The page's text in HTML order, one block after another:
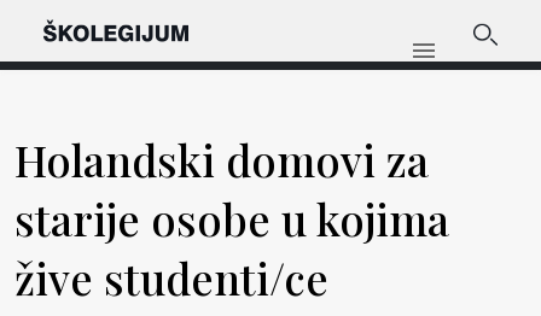
Holandski domovi za
starije osobe u kojima
žive studenti/ce